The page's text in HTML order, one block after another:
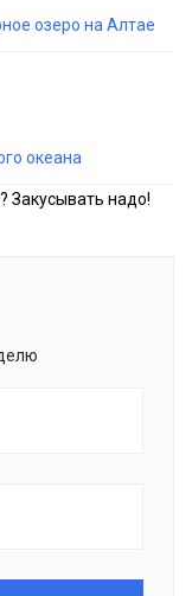
озеро на Алтае
океана
Закусывать надо!